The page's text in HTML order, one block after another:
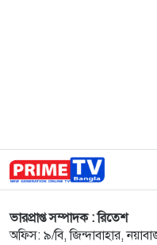
ভারপ্রাপ্ত সম্পাদক : রিতেশ
অফিস: ৯/বি, জিন্দাবাহার,